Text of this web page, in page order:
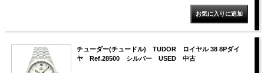
チューダー(チュードル) TUDOR ロイヤル 38 8Pダイ
ヤ Ref.28500 シルバー USED 中古